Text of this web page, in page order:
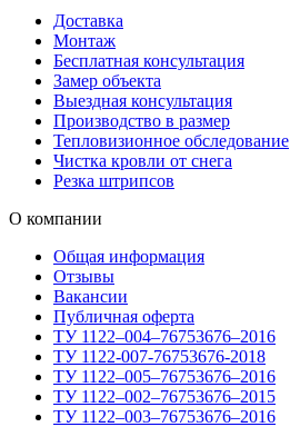
Доставка
Монтаж
Бесплатная консультация
Замер объекта
Выездная консультация
Производство в размер
Тепловизионное обследование
Чистка кровли от снега
Резка штрипсов
О компании
Общая информация
Отзывы
Вакансии
Публичная оферта
ТУ 1122–004–76753676–2016
ТУ 1122-007-76753676-2018
ТУ 1122–005–76753676–2016
ТУ 1122–002–76753676–2015
ТУ 1122–003–76753676–2016